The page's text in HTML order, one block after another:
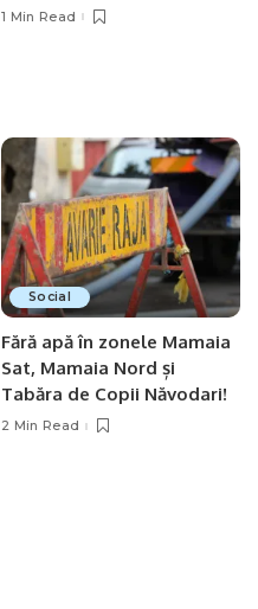
1 Min Read
Social
Fără apă în zonele Mamaia
Sat, Mamaia Nord și
Tabăra de Copii Năvodari!
2 Min Read